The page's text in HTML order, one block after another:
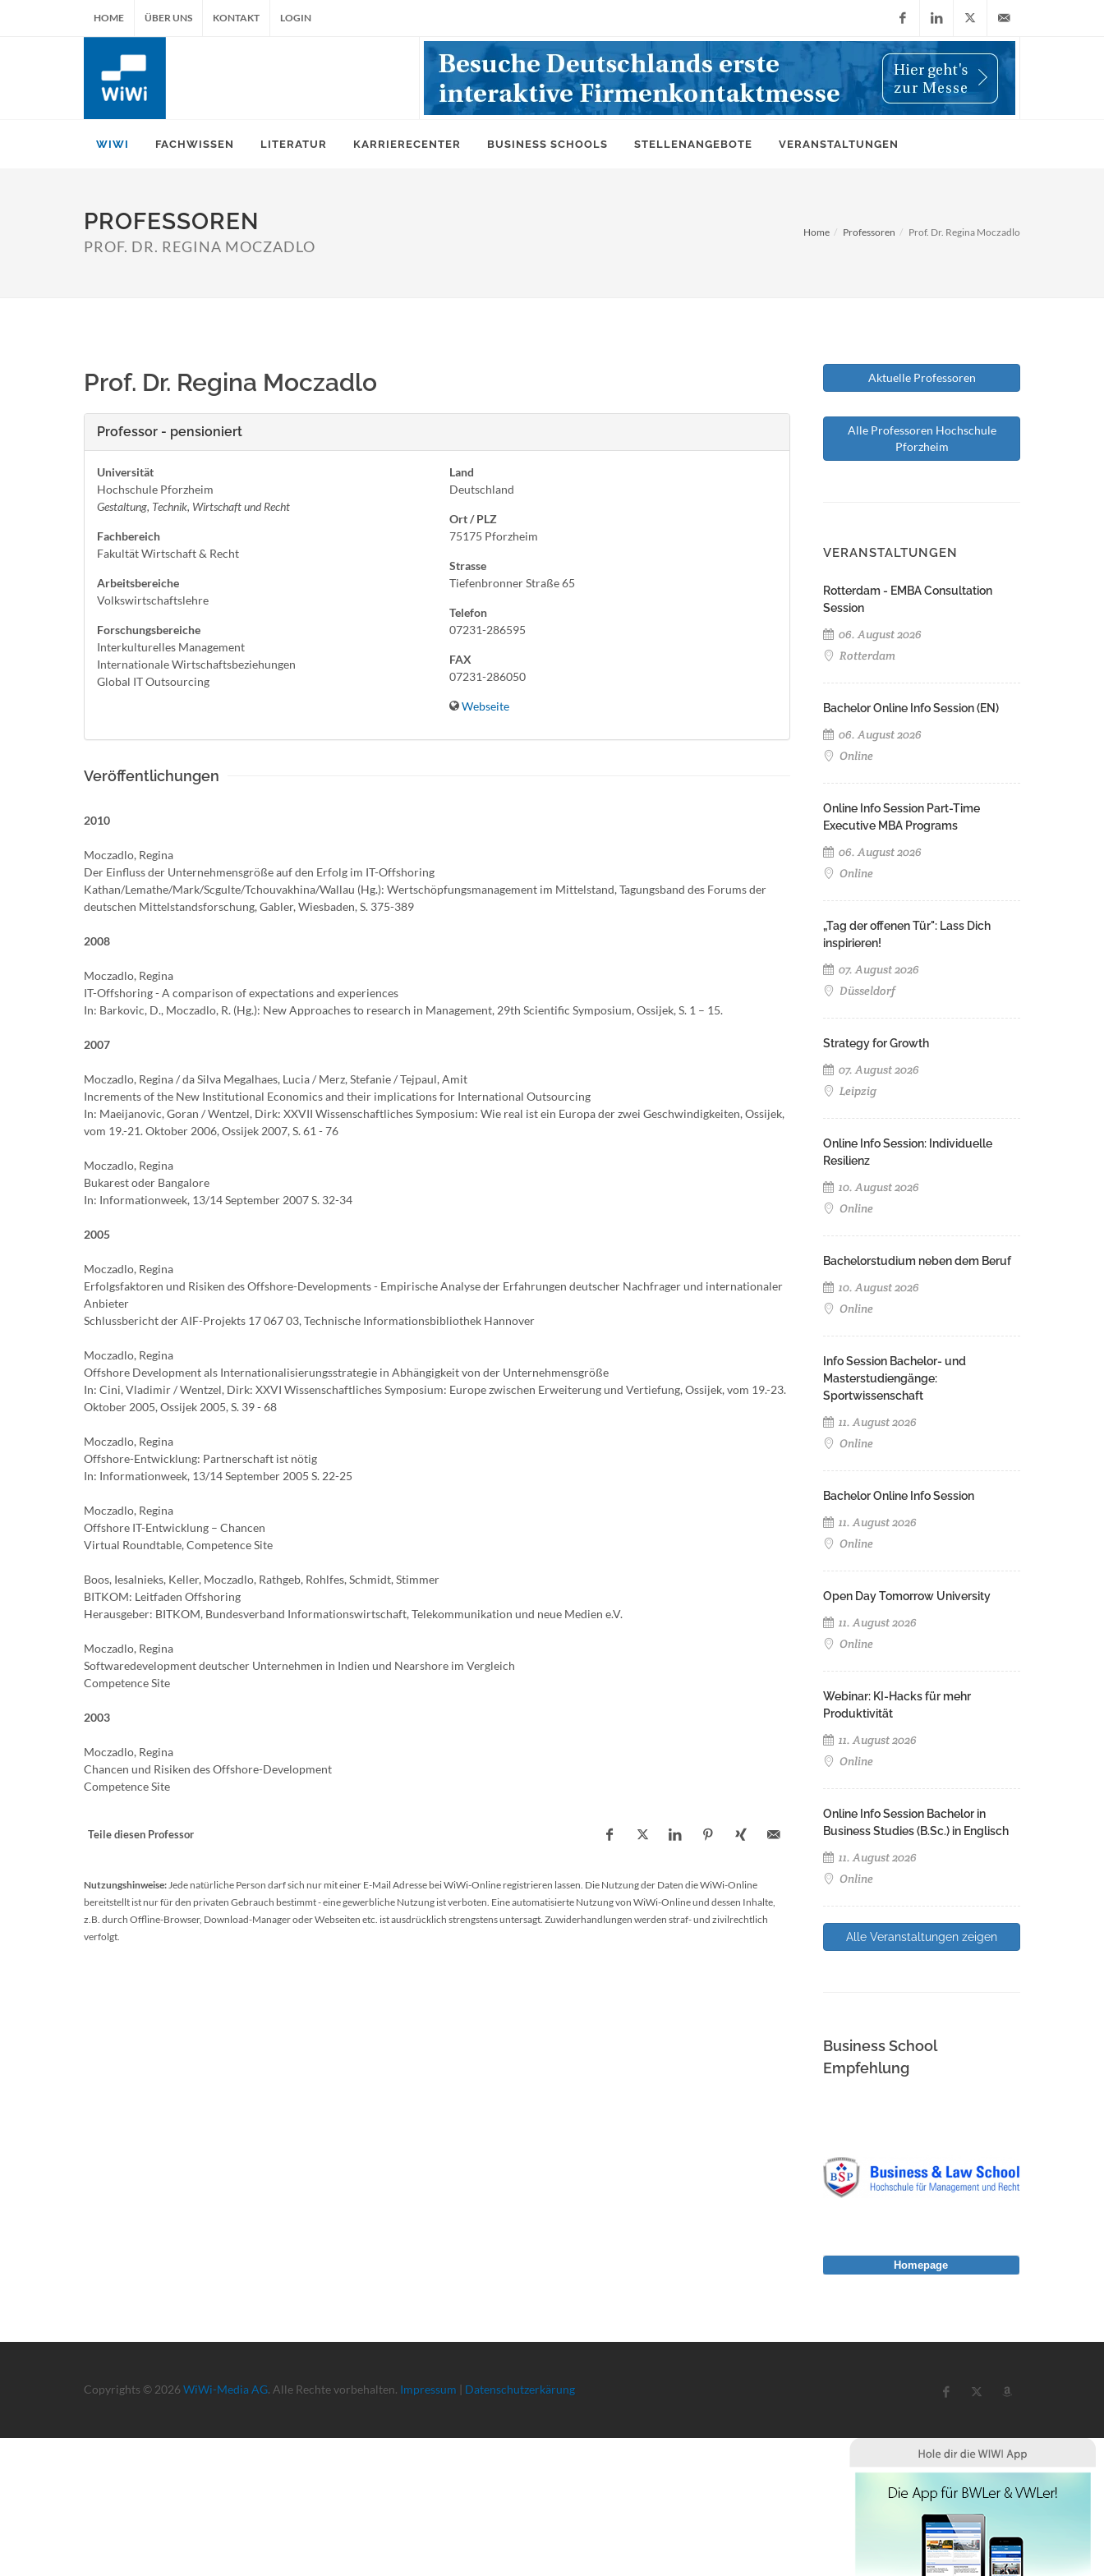
HOME ÜBER UNS KONTAKT LOGIN
FacebookLinkedIn
X
(Twitter)
info@wiwi-
WIWI FACHWISSEN LITERATUR KARRIERECENTER BUSINESS SCHOOLS STELLENANGEBOTE VERANSTALTUNGEN
PROFESSOREN
PROF. DR. REGINA MOCZADLO
Home Professoren Prof. Dr. Regina Moczadlo
Prof. Dr. Regina Moczadlo
Professor - pensioniert
Universität
Hochschule Pforzheim
Gestaltung, Technik, Wirtschaft und Recht
Fachbereich
Fakultät Wirtschaft & Recht
Arbeitsbereiche
Volkswirtschaftslehre
Forschungsbereiche
Interkulturelles Management
Internationale Wirtschaftsbeziehungen
Global IT Outsourcing
Land
Deutschland
Ort / PLZ
75175 Pforzheim
Strasse
Tiefenbronner Straße 65
Telefon
07231-286595
FAX
07231-286050
Webseite
Veröffentlichungen
2010
Moczadlo, Regina
Der Einfluss der Unternehmensgröße auf den Erfolg im IT-Offshoring
Kathan/Lemathe/Mark/Scgulte/Tchouvakhina/Wallau (Hg.): Wertschöpfungsmanagement im Mittelstand, Tagungsband des Forums der
deutschen Mittelstandsforschung, Gabler, Wiesbaden, S. 375-389
2008
Moczadlo, Regina
IT-Offshoring - A comparison of expectations and experiences
In: Barkovic, D., Moczadlo, R. (Hg.): New Approaches to research in Management, 29th Scientific Symposium, Ossijek, S. 1 – 15.
2007
Moczadlo, Regina / da Silva Megalhaes, Lucia / Merz, Stefanie / Tejpaul, Amit
Increments of the New Institutional Economics and their implications for International Outsourcing
In: Maeijanovic, Goran / Wentzel, Dirk: XXVII Wissenschaftliches Symposium: Wie real ist ein Europa der zwei Geschwindigkeiten, Ossijek,
vom 19.-21. Oktober 2006, Ossijek 2007, S. 61 - 76
Moczadlo, Regina
Bukarest oder Bangalore
In: Informationweek, 13/14 September 2007 S. 32-34
2005
Moczadlo, Regina
Erfolgsfaktoren und Risiken des Offshore-Developments - Empirische Analyse der Erfahrungen deutscher Nachfrager und internationaler
Anbieter
Schlussbericht der AIF-Projekts 17 067 03, Technische Informationsbibliothek Hannover
Moczadlo, Regina
Offshore Development als Internationalisierungsstrategie in Abhängigkeit von der Unternehmensgröße
In: Cini, Vladimir / Wentzel, Dirk: XXVI Wissenschaftliches Symposium: Europe zwischen Erweiterung und Vertiefung, Ossijek, vom 19.-23.
Oktober 2005, Ossijek 2005, S. 39 - 68
Moczadlo, Regina
Offshore-Entwicklung: Partnerschaft ist nötig
In: Informationweek, 13/14 September 2005 S. 22-25
Moczadlo, Regina
Offshore IT-Entwicklung – Chancen
Virtual Roundtable, Competence Site
Boos, Iesalnieks, Keller, Moczadlo, Rathgeb, Rohlfes, Schmidt, Stimmer
BITKOM: Leitfaden Offshoring
Herausgeber: BITKOM, Bundesverband Informationswirtschaft, Telekommunikation und neue Medien e.V.
Moczadlo, Regina
Softwaredevelopment deutscher Unternehmen in Indien und Nearshore im Vergleich
Competence Site
2003
Moczadlo, Regina
Chancen und Risiken des Offshore-Development
Competence Site
Teile diesen Professor
Nutzungshinweise:Jede natürliche Person darf sich nur mit einer E-Mail Adresse bei WiWi-Online registrieren lassen. Die Nutzung der Daten die WiWi-Online
bereitstellt ist nur für den privaten Gebrauch bestimmt - eine gewerbliche Nutzung ist verboten. Eine automatisierte Nutzung von WiWi-Online und dessen Inhalte,
z.B. durch Offline-Browser, Download-Manager oder Webseiten etc. ist ausdrücklich strengstens untersagt. Zuwiderhandlungen werden straf- und zivilrechtlich
verfolgt.
Aktuelle Professoren
Alle Professoren Hochschule
Pforzheim
VERANSTALTUNGEN
Rotterdam - EMBA Consultation
Session
06. August 2026
Rotterdam
Bachelor Online Info Session (EN)
06. August 2026
Online
Online Info Session Part-Time
Executive MBA Programs
06. August 2026
Online
„Tag der offenen Tür": Lass Dich
inspirieren!
07. August 2026
Düsseldorf
Strategy for Growth
07. August 2026
Leipzig
Online Info Session: Individuelle
Resilienz
10. August 2026
Online
Bachelorstudium neben dem Beruf
10. August 2026
Online
Info Session Bachelor- und
Masterstudiengänge:
Sportwissenschaft
11. August 2026
Online
Bachelor Online Info Session
11. August 2026
Online
Open Day Tomorrow University
11. August 2026
Online
Webinar: KI-Hacks für mehr
Produktivität
11. August 2026
Online
Online Info Session Bachelor in
Business Studies (B.Sc.) in Englisch
11. August 2026
Online
Alle Veranstaltungen zeigen
Business School
Empfehlung
Copyrights © 2026 WiWi-Media AG. Alle Rechte vorbehalten. Impressum | Datenschutzerkärung
Homepage